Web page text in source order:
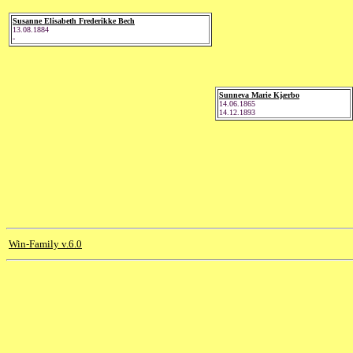
Susanne Elisabeth Frederikke Bech
13.08.1884
-
Sunneva Marie Kjærbo
14.06.1865
14.12.1893
Win-Family v.6.0